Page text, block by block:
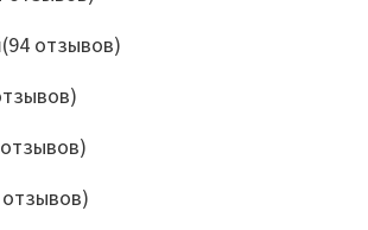
(94 отзывов)
отзывов)